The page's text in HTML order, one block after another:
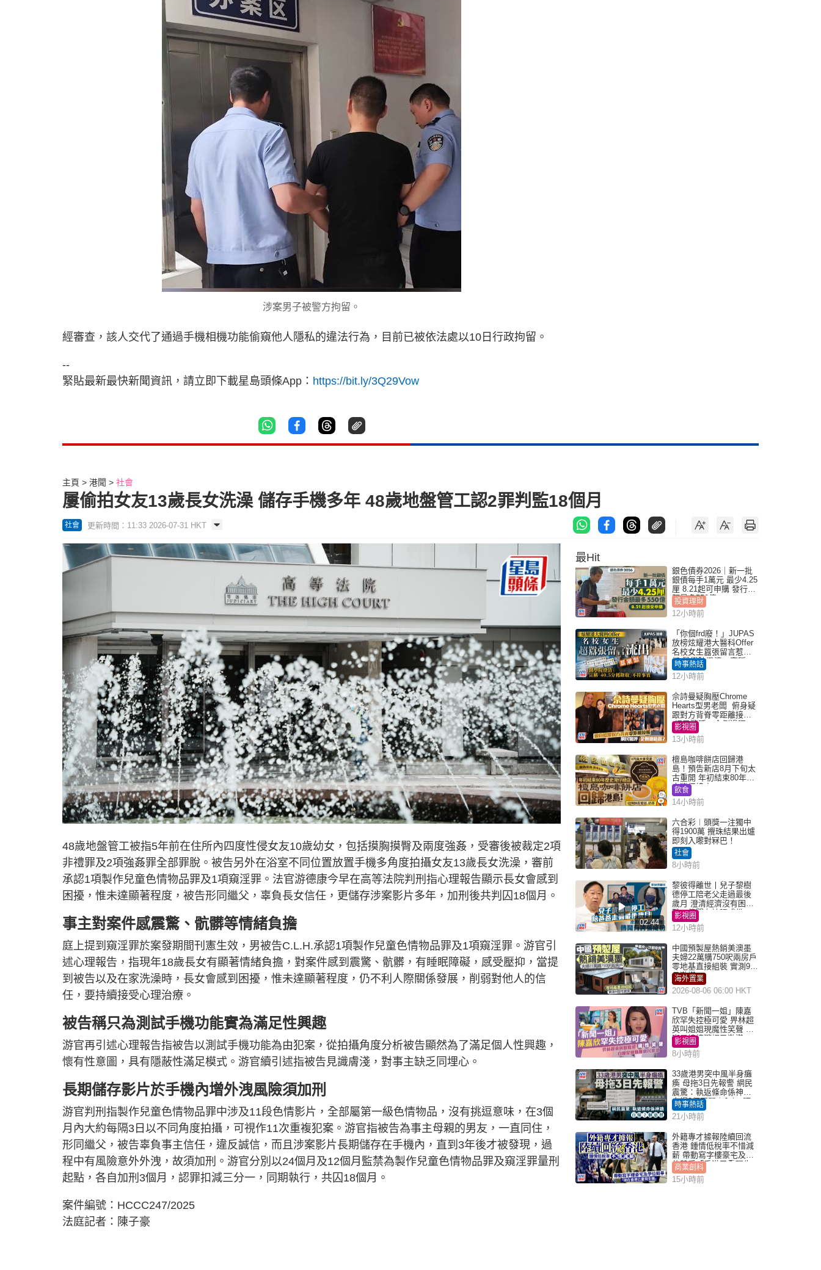
涉案男子被警方拘留。
經審查，該人交代了通過手機相機功能偷窺他人隱私的違法行為，目前已被依法處以10日行政拘留。
--
緊貼最新最快新聞資訊，請立即下載星島頭條App： https://bit.ly/3Q29Vow
主頁 港聞 社會
屢偷拍女友13歲長女洗澡 儲存手機多年 48歲地盤管工認2罪判監18個月
社會 更新時間：11:33 2026-07-31 HKT
48歲地盤管工被指5年前在住所內四度性侵女友10歲幼女，包括摸胸摸臀及兩度強姦，受審後被裁定2項
非禮罪及2項強姦罪全部罪脫。被告另外在浴室不同位置放置手機多角度拍攝女友13歲長女洗澡，審前
承認1項製作兒童色情物品罪及1項窺淫罪。法官游德康今早在高等法院判刑指心理報告顯示長女會感到
困擾，惟未達顯著程度，被告形同繼父，辜負長女信任，更儲存涉案影片多年，加刑後共判囚18個月。
事主對案件感震驚、骯髒等情緒負擔
庭上提到窺淫罪於案發期間刊憲生效，男被告C.L.H.承認1項製作兒童色情物品罪及1項窺淫罪。游官引
述心理報告，指現年18歲長女有顯著情緒負擔，對案件感到震驚、骯髒，有睡眠障礙，感受壓抑，當提
到被告以及在家洗澡時，長女會感到困擾，惟未達顯著程度，仍不利人際關係發展，削弱對他人的信
任，要持續接受心理治療。
被告稱只為測試手機功能實為滿足性興趣
游官再引述心理報告指被告以測試手機功能為由犯案，從拍攝角度分析被告顯然為了滿足個人性興趣，
懷有性意圖，具有隱蔽性滿足模式。游官續引述指被告見識膚淺，對事主缺乏同埋心。
長期儲存影片於手機內增外洩風險須加刑
游官判刑指製作兒童色情物品罪中涉及11段色情影片，全部屬第一級色情物品，沒有挑逗意味，在3個
月內大約每隔3日以不同角度拍攝，可視作11次重複犯案。游官指被告為事主母親的男友，一直同住，
形同繼父，被告辜負事主信任，違反誠信，而且涉案影片長期儲存在手機內，直到3年後才被發現，過
程中有風險意外外洩，故須加刑。游官分別以24個月及12個月監禁為製作兒童色情物品罪及窺淫罪量刑
起點，各自加刑3個月，認罪扣減三分一，同期執行，共囚18個月。
案件編號：HCCC247/2025
法庭記者：陳子豪
最Hit
銀色債券2026｜新一批
銀債每手1萬元 最少4.25
厘 8.21起可申購 發行金
額最多550億
投資理財
12小時前
「你個frd廢！」JUPAS
放榜炫耀港大醫科Offer
名校女生囂張留言惹眾
怒 醫學院澄清：宣稱
「40.5分獲錄取」不符事
實｜Juicy叮
時事熱話
12小時前
佘詩曼疑胸壓Chrome
Hearts型男老闆 俯身疑
跟對方背脊零距離接觸
網民驚呼：企側邊唔
得？
影視圈
13小時前
檀島咖啡餅店回歸港
島！預告新店8月下旬太
古重開 年初結束80年歷
史灣仔總店
飲食
14小時前
六合彩︱頭獎一注獨中
得1900萬 攪珠結果出爐
即刻入嚟對冧巴！
社會
8小時前
02:44
黎彼得離世丨兒子黎樹
德停工陪老父走過最後
歲月 澄清經濟沒有困
難：傳聞有誇張成份
影視圈
12小時前
中國預製屋熱銷美澳墨
夫婦22萬購750呎兩房戶
零地基直接組裝 實測9個
月激讚
海外置業
2026-08-06 06:00 HKT
TVB「新聞一姐」陳嘉
欣罕失控極可愛 畀林超
英叫姐姐現魔性笑聲 自
嘲是姨姨獲網民激讚
影視圈
8小時前
33歲港男突中風半身癱
瘓 母拖3日先報警 網民
震驚：執返條命係神蹟
自爆2個惡習｜Juicy叮
時事熱話
21小時前
外籍專才據報陸續回流
香港 鍾情低稅率不惜減
薪 帶動寫字樓豪宅及學
位競爭「香港已重現生
機」
商業創科
15小時前